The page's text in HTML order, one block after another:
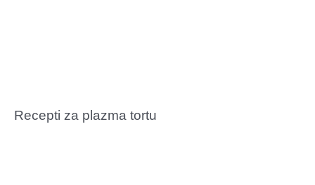
Recepti za plazma tortu